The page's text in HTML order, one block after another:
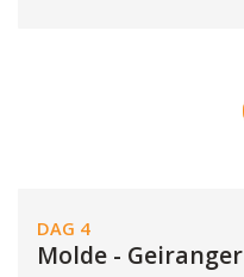
DAG 4
Molde - Geiranger